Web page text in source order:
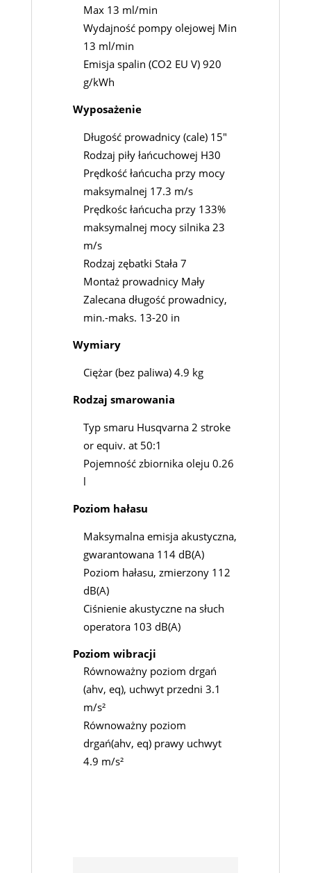
Max 13 ml/min
Wydajność pompy olejowej Min
13 ml/min
Emisja spalin (CO2 EU V) 920
g/kWh
Wyposażenie
Długość prowadnicy (cale) 15″
Rodzaj piły łańcuchowej H30
Prędkość łańcucha przy mocy
maksymalnej 17.3 m/s
Prędkośc łańcucha przy 133%
maksymalnej mocy silnika 23
m/s
Rodzaj zębatki Stała 7
Montaż prowadnicy Mały
Zalecana długość prowadnicy,
min.-maks. 13-20 in
Wymiary
Ciężar (bez paliwa) 4.9 kg
Rodzaj smarowania
Typ smaru Husqvarna 2 stroke
or equiv. at 50:1
Pojemność zbiornika oleju 0.26
l
Poziom hałasu
Maksymalna emisja akustyczna,
gwarantowana 114 dB(A)
Poziom hałasu, zmierzony 112
dB(A)
Ciśnienie akustyczne na słuch
operatora 103 dB(A)
Poziom wibracji
Równoważny poziom drgań
(ahv, eq), uchwyt przedni 3.1
m/s²
Równoważny poziom
drgań(ahv, eq) prawy uchwyt
4.9 m/s²